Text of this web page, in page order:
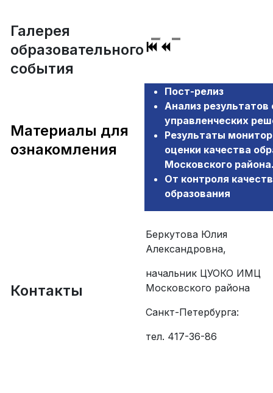
Галерея
образовательного
события
Материалы для
ознакомления
Пост-релиз
Анализ
управленческих
Результаты
оценки качества
Московского
От контроля
образования
Контакты
Беркутова Юлия
Александровна,
начальник ЦУОКО ИМЦ
Московского района
Санкт-Петербурга:
тел. 417-36-86